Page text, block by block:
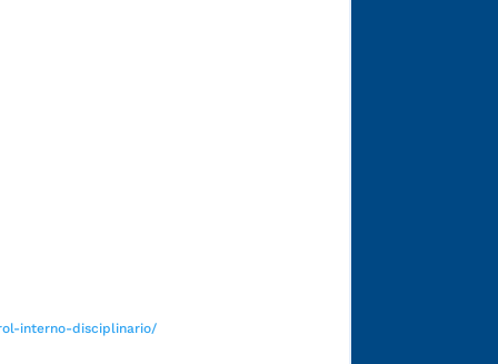
interno-disciplinario/